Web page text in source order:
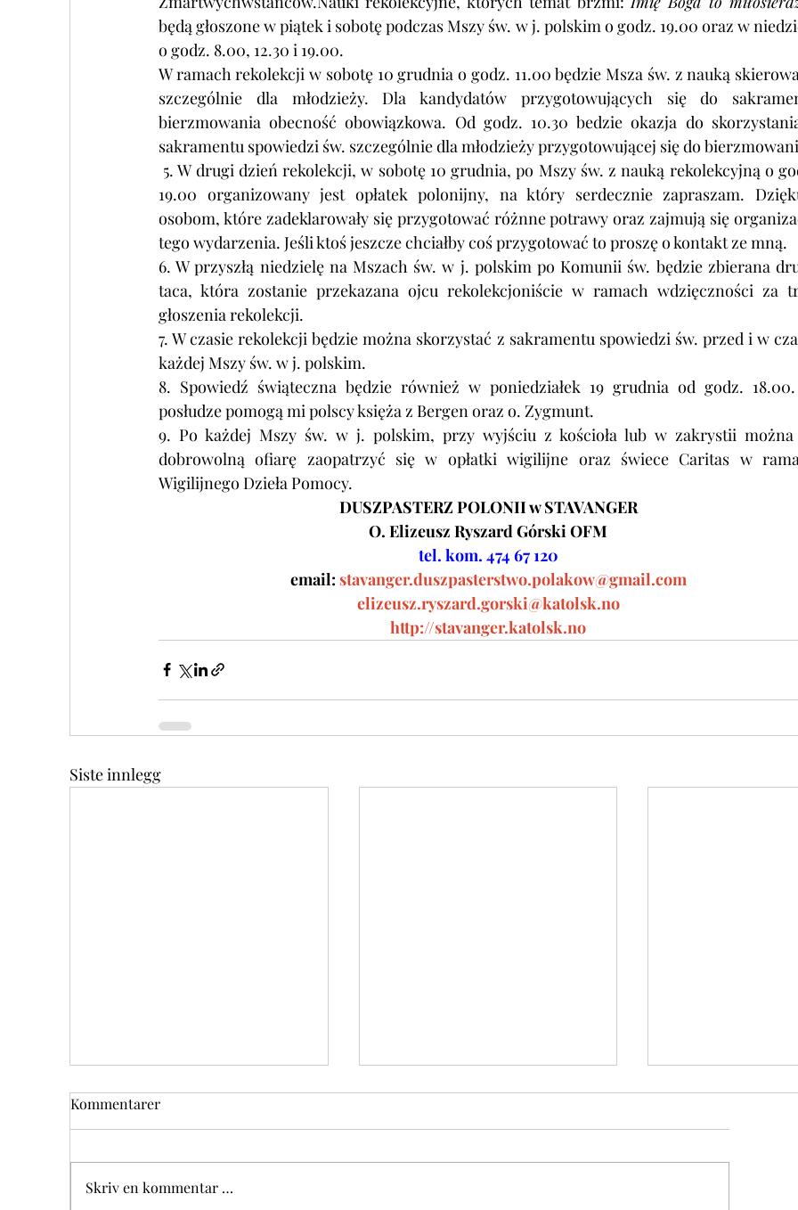
będą głoszone w piątek i sobotę podczas Mszy św. w j. polskim o godz. 19.00 oraz w
o godz. 8.00, 12.30 i 19.00.
W ramach rekolekcji w sobotę 10 grudnia o godz. 11.00 będzie Msza św. z nauką
szczególnie dla młodzieży. Dla kandydatów przygotowujących się do
bierzmowania obecność obowiązkowa. Od godz. 10.30 bedzie okazja do
sakramentu spowiedzi św. szczególnie dla młodzieży przygotowującej się do
19.00 organizowany jest opłatek polonijny, na który serdecznie zapraszam.
osobom, które zadeklarowały się przygotować różnne potrawy oraz zajmują się
tego wydarzenia. Jeśli ktoś jeszcze chciałby coś przygotować to proszę o kontakt ze mną.
6. W przyszłą niedzielę na Mszach św. w j. polskim po Komunii św. będzie zbierana
taca, która zostanie przekazana ojcu rekolekcjoniście w ramach wdzięczności za
głoszenia rekolekcji.
7. W czasie rekolekcji będzie można skorzystać z sakramentu spowiedzi św. przed i w
każdej Mszy św. w j. polskim.
8. Spowiedź świąteczna będzie również w poniedziałek 19 grudnia od godz.
posłudze pomogą mi polscy księża z Bergen oraz o. Zygmunt.
9. Po każdej Mszy św. w j. polskim, przy wyjściu z kościoła lub w zakrystii można
dobrowolną ofiarę zaopatrzyć się w opłatki wigilijne oraz świece Caritas w
Wigilijnego Dzieła Pomocy.
DUSZPASTERZ POLONII w STAVANGER
O. Elizeusz Ryszard Górski OFM
tel. kom. 474 67 120
email: stavanger.duszpasterstwo.polakow@gmail.com
elizeusz.ryszard.gorski@katolsk.no
http://stavanger.katolsk.no
Siste innlegg
Kommentarer
Skriv en kommentar …